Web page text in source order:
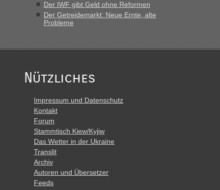
Der IWF gibt Geld ohne Reformen
Der Getreidemarkt: Neue Ernte, alte
Probleme
Nützliches
Impressum und Datenschutz
Kontakt
Forum
Stammtisch Kiew/Kyjiw
Das Wetter in der Ukraine
Translit
Archiv
Autoren und Übersetzer
Feeds